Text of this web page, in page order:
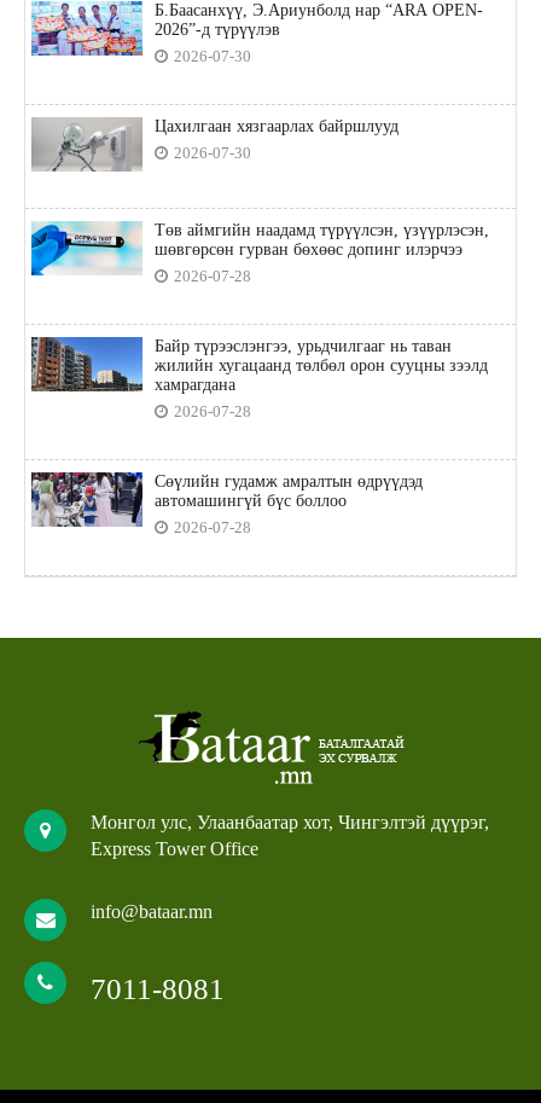
Б.Баасанхүү, Э.Ариунболд нар “ARA OPEN-
2026”-д түрүүлэв
2026-07-30
Цахилгаан хязгаарлах байршлууд
2026-07-30
Төв аймгийн наадамд түрүүлсэн, үзүүрлэсэн,
шөвгөрсөн гурван бөхөөс допинг илэрчээ
2026-07-28
Байр түрээслэнгээ, урьдчилгааг нь таван
жилийн хугацаанд төлбөл орон сууцны зээлд
хамрагдана
2026-07-28
Сөүлийн гудамж амралтын өдрүүдэд
автомашингүй бүс боллоо
2026-07-28
Монгол улс, Улаанбаатар хот, Чингэлтэй дүүрэг,
Express Tower Office
info@bataar.mn
7011-8081